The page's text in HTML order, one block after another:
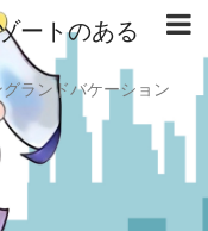
ートのある
ランドバケーション